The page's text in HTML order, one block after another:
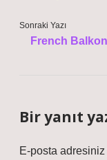
Sonraki Yazı
French
Bir yanıt
E-posta